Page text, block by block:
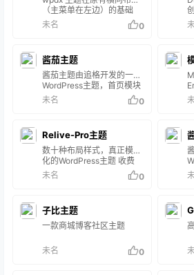
（主菜单在左边）的基础
上，再添加垂直布局（主菜
单在上方），每种布局都有
啦！依旧响应式布局，
PC、平板、手机等均可正
常浏览，首页 CMS/Blog双
样式，20+小工具，图片灯
箱、LazyLoad，强大和完
特色 支持 IE9+、Chrome、
Firefox 等主…
未名 0
酱茄主题
酱茄主题由追格开发的一款
WordPress主题，首页模块
可自由组合使用，响应式布
局，自带前端会员中心（用
支持社交帐号一键登录。
未名 0
Relive-Pro主题
数十种布局样式，真正模块
化的WordPress主题 收费
WordPress主题均提供一对
一售后服务，主题包安装调
以说是重做了后台，所以自
4.0版本起便改名为Relive-
验！ 需要升级新版本的用
未名 0
子比主题
一款商城博客社区主题
未名 0